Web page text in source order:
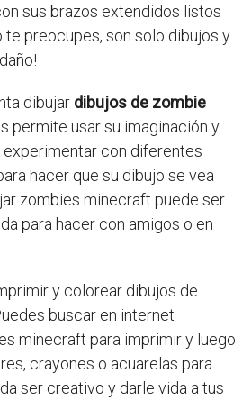
sus brazos extendidos listos
te preocupes, son solo dibujos y
dibujar dibujos de zombie
permite usar su imaginación y
con diferentes
hacer que su dibujo se vea
zombies minecraft puede ser
para hacer con amigos o en
y colorear dibujos de
buscar en internet
minecraft para imprimir y luego
crayones o acuarelas para
ser creativo y darle vida a tus